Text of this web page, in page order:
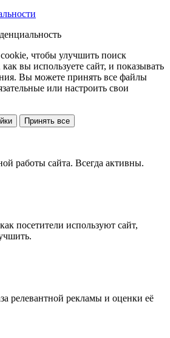
чтобы улучшить поиск
вы используете сайт, и показывать
Вы можете принять все файлы
или настроить свои
Принять все
работы сайта. Всегда активны.
посетители используют сайт,
релевантной рекламы и оценки её